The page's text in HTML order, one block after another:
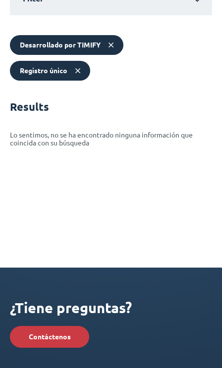
Desarrollado por TIMIFY
Registro único
Results
Lo sentimos, no se ha encontrado ninguna información que
coincida con su búsqueda
¿Tiene preguntas?
Contáctenos